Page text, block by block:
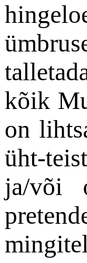
kõik
on
üht-
ja/või